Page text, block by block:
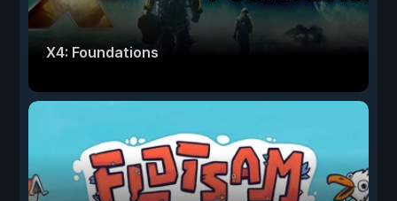
X4: Foundations